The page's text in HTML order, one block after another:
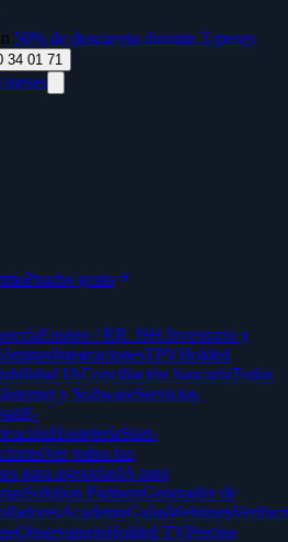
50% de descuento durante 3 meses
34 01 71
Prueba gratis
Equipo / RR. HH.Inventario y
IntegracionesTPVHolded
IAConciliación bancariaTodas
Internet y SoftwareServicios
E-
HosteleríaStart-
Ver todos los
para asesoríasIA para
Solution PartnersGenerador de
AcademyGuíasWebinars
ObservatorioHolded TVPrecios